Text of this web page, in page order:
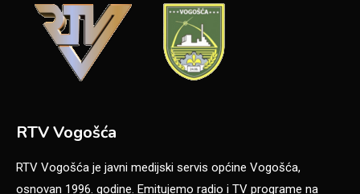
RTV Vogošća
RTV Vogošća je javni medijski servis općine Vogošća,
osnovan 1996. godine. Emitujemo radio i TV programe na